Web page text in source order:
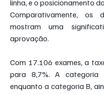
linha, e o posicionamento
Comparativamente,
mostram uma
aprovação.
Com 17.106 exames, a
para 8,7%. A categoria
enquanto a categoria B,